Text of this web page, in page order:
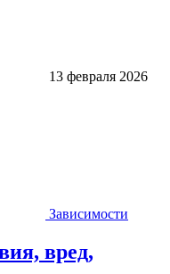
13 февраля 2026
Зависимости
вред,